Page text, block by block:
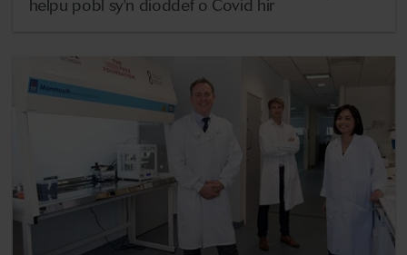
helpu pobl sy'n dioddef o Covid hir